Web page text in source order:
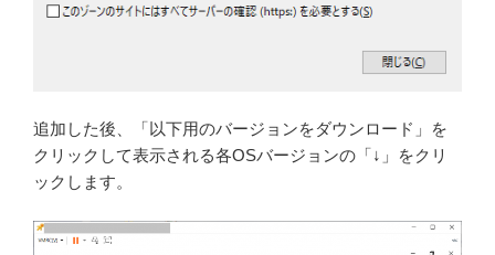
追加した後、「以下用のバージョンをダウンロード」を
クリックして表示される各OSバージョンの「↓」をクリ
ックします。